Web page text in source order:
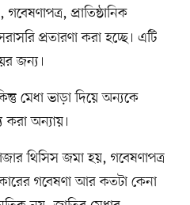
প্রাতিষ্ঠানিক
প্রতারণা করা হচ্ছে। এটি
জন্য।
মেধা ভাড়া দিয়ে অন্যকে
করা অন্যায়।
থিসিস জমা হয়, গবেষণাপত্র
গবেষণা আর কতটা কেনা